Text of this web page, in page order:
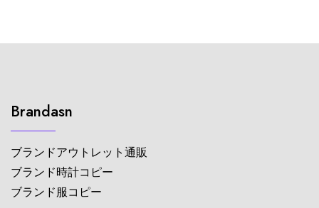
Brandasn
ブランドアウトレット通販
ブランド時計コピー
ブランド服コピー